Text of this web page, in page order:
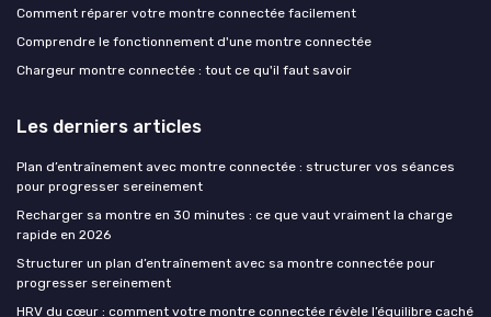
Comment réparer votre montre connectée facilement
Comprendre le fonctionnement d'une montre connectée
Chargeur montre connectée : tout ce qu'il faut savoir
Les derniers articles
Plan d’entraînement avec montre connectée : structurer vos séances
pour progresser sereinement
Recharger sa montre en 30 minutes : ce que vaut vraiment la charge
rapide en 2026
Structurer un plan d’entraînement avec sa montre connectée pour
progresser sereinement
HRV du cœur : comment votre montre connectée révèle l’équilibre caché